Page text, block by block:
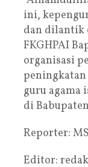
ini,
dan dilantik
FKGHPAI
organisasi
peningkatan
guru agama
di
Reporter:
Editor: